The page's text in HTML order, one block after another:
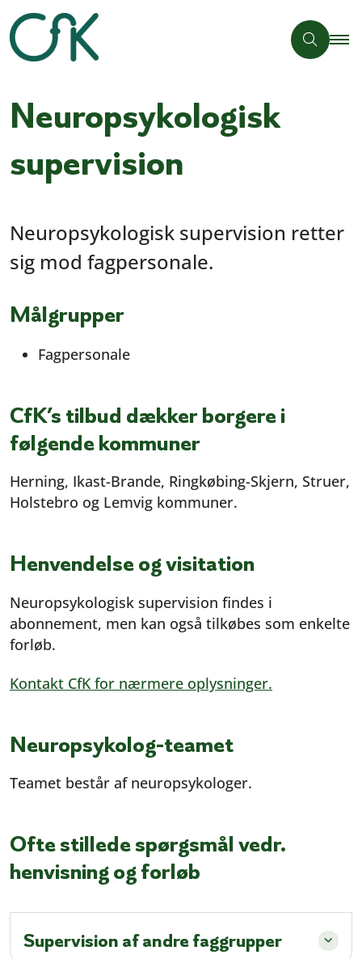
Neuropsykologisk
supervision
Neuropsykologisk supervision retter
sig mod fagpersonale.
Målgrupper
Fagpersonale
CfK’s tilbud dækker borgere i
følgende kommuner
Herning, Ikast-Brande, Ringkøbing-Skjern, Struer,
Holstebro og Lemvig kommuner.
Henvendelse og visitation
Neuropsykologisk supervision findes i
abonnement, men kan også tilkøbes som enkelte
forløb.
Kontakt CfK for nærmere oplysninger.
Neuropsykolog-teamet
Teamet består af neuropsykologer.
Ofte stillede spørgsmål vedr.
henvisning og forløb
Supervision af andre faggrupper